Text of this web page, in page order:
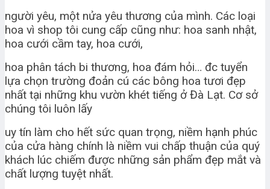
người yêu, một nửa yêu thương của mình. Các loại
hoa vì shop tôi cung cấp cũng như: hoa sanh nhật,
hoa cưới cầm tay, hoa cưới,
hoa phân tách bi thương, hoa đám hỏi… đc tuyển
lựa chọn trường đoản cú các bông hoa tươi đẹp
nhất tại những khu vườn khét tiếng ở Đà Lạt. Cơ sở
chúng tôi luôn lấy
uy tín làm cho hết sức quan trọng, niềm hạnh phúc
của cửa hàng chính là niềm vui chấp thuận của quý
khách lúc chiếm được những sản phẩm đẹp mắt và
chất lượng tuyệt nhất.